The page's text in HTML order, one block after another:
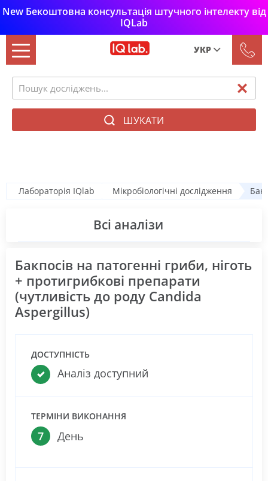
New Бекоштовна консультація штучного інтелекту від
IQLab
УКР
Укр
ШУКАТИ
Мікробіологічні дослідження
Лабораторія IQlab Мікробіологічні дослідження
Всі аналізи
Бакпосів на патогенні гриби, ніготь
+ протигрибкові препарати
(чутливість до роду Candida
Aspergillus)
ДОСТУПНІСТЬ
Аналіз доступний
ТЕРМІНИ ВИКОНАННЯ
7 День